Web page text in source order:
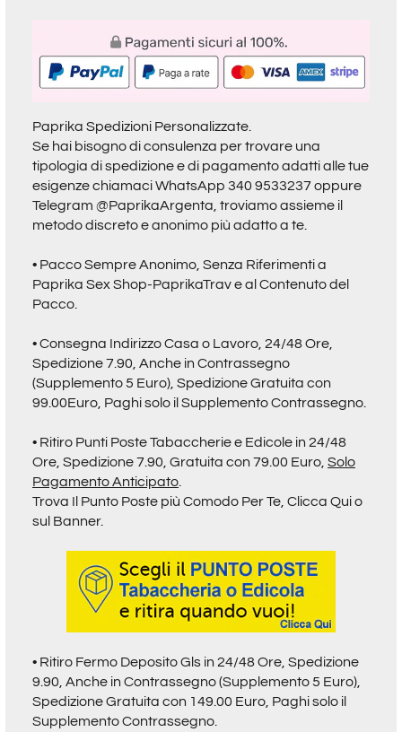
Paprika Spedizioni Personalizzate.
Se hai bisogno di consulenza per trovare una
tipologia di spedizione e di pagamento adatti alle tue
esigenze chiamaciWhatsApp 340 9533237 oppure
Telegram @PaprikaArgenta , troviamo assieme il
metodo discreto e anonimo più adatto a te.
• Pacco Sempre Anonimo, Senza Riferimenti a
Paprika Sex Shop-PaprikaTrave al Contenuto del
Pacco.
• Consegna Indirizzo Casa o Lavoro, 24/48 Ore,
Spedizione 7.90, Anche in Contrassegno
(Supplemento 5 Euro), Spedizione Gratuita con
99.00Euro, Paghi solo il Supplemento Contrassegno.
• Ritiro Punti Poste Tabaccherie e Edicole in 24/48
Ore, Spedizione 7.90, Gratuita con 79.00 Euro, Solo
Pagamento Anticipato
Trova Il Punto Poste più Comodo Per Te, Clicca Qui o
sul Banner.
• Ritiro Fermo Deposito Gls in 24/48 Ore, Spedizione
9.90, Anche in Contrassegno (Supplemento 5 Euro),
Spedizione Gratuita con 149.00 Euro, Paghi solo il
Supplemento Contrassegno.